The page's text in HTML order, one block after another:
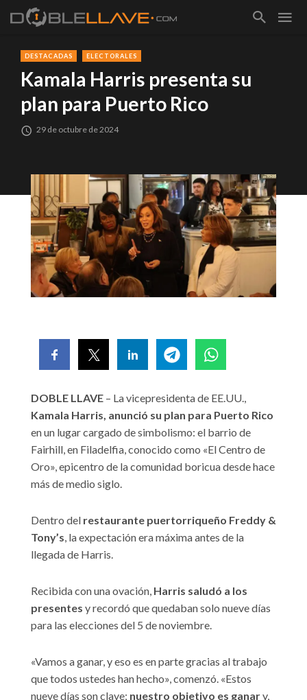
DESTACADAS ELECTORALES
Kamala Harris presenta su
plan para Puerto Rico
29 de octubre de 2024
DOBLE LLAVE – La vicepresidenta de EE.UU.,
Kamala Harris, anunció su plan para Puerto Rico
en un lugar cargado de simbolismo: el barrio de
Fairhill, en Filadelfia, conocido como «El Centro de
Oro», epicentro de la comunidad boricua desde hace
más de medio siglo.
Dentro del restaurante puertorriqueño Freddy &
Tony’s, la expectación era máxima antes de la
llegada de Harris.
Recibida con una ovación, Harris saludó a los
presentes y recordó que quedaban solo nueve días
para las elecciones del 5 de noviembre.
«Vamos a ganar, y eso es en parte gracias al trabajo
que todos ustedes han hecho», comenzó. «Estos
nueve días son clave; nuestro objetivo es ganary,